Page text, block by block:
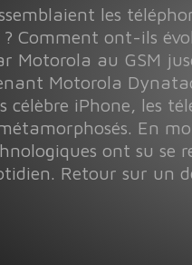
les
? Comment ont-ils
Motorola au GSM
Motorola
célèbre iPhone, les
En
ont su se
Retour sur un